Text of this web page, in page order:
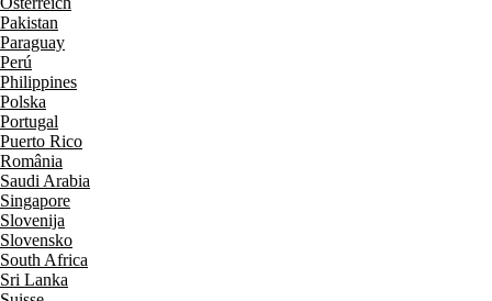
Pakistan
Paraguay
Perú
Philippines
Polska
Portugal
Puerto Rico
România
Saudi Arabia
Singapore
Slovenija
Slovensko
South Africa
Sri Lanka